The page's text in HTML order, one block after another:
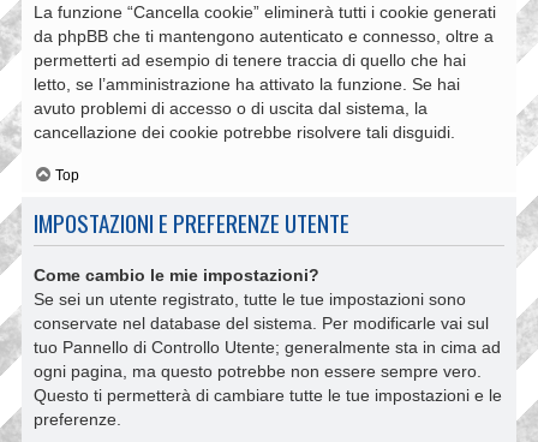
La funzione “Cancella cookie” eliminerà tutti i cookie generati
da phpBB che ti mantengono autenticato e connesso, oltre a
permetterti ad esempio di tenere traccia di quello che hai
letto, se l’amministrazione ha attivato la funzione. Se hai
avuto problemi di accesso o di uscita dal sistema, la
cancellazione dei cookie potrebbe risolvere tali disguidi.
Top
IMPOSTAZIONI E PREFERENZE UTENTE
Come cambio le mie impostazioni?
Se sei un utente registrato, tutte le tue impostazioni sono
conservate nel database del sistema. Per modificarle vai sul
tuo Pannello di Controllo Utente; generalmente sta in cima ad
ogni pagina, ma questo potrebbe non essere sempre vero.
Questo ti permetterà di cambiare tutte le tue impostazioni e le
preferenze.